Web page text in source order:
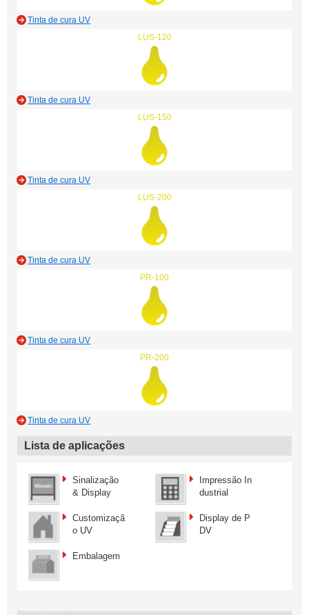
Tinta de cura UV
LUS-120
Tinta de cura UV
LUS-150
Tinta de cura UV
LUS-200
Tinta de cura UV
PR-100
Tinta de cura UV
PR-200
Tinta de cura UV
Lista de aplicações
Sinalização
& Display
Impressão In
dustrial
Customizaçã
o UV
Display de P
DV
Embalagem